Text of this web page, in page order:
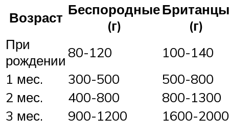
Возраст Беспородные
(г)
Британцы
(г)
При
рождении 80-120
100-140
1 мес.
300-500
500-800
2 мес.
400-800
800-1300
3 мес.
900-1200
1600-2000